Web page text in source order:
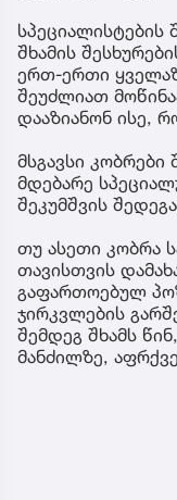
სპეციალისტების
შხამის
ერთ-ერთი
შეუძლიათ
დააზიანონ ისე,
მსგავსი კობრები
მდებარე
შეკუმშვის
თუ ასეთი კობრა
თავისთვის
გაფართოებულ
ჯირკვლების
შემდეგ შხამს
მანძილზე,